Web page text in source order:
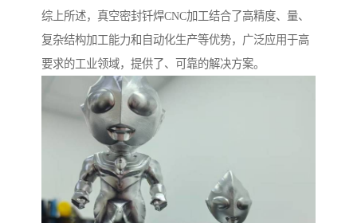
综上所述，真空密封钎焊CNC加工结合了高精度、量、
复杂结构加工能力和自动化生产等优势，广泛应用于高
要求的工业领域，提供了、可靠的解决方案。